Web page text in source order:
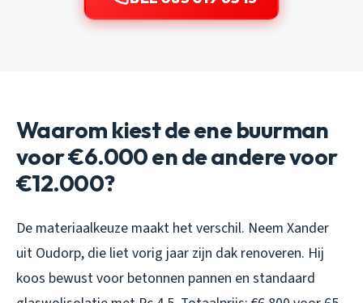
Waarom kiest de ene buurman
voor €6.000 en de andere voor
€12.000?
De materiaalkeuze maakt het verschil. Neem Xander
uit Oudorp, die liet vorig jaar zijn dak renoveren. Hij
koos bewust voor betonnen pannen en standaard